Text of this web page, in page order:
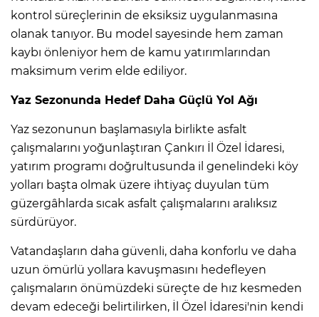
kontrol süreçlerinin de eksiksiz uygulanmasına
olanak tanıyor. Bu model sayesinde hem zaman
kaybı önleniyor hem de kamu yatırımlarından
maksimum verim elde ediliyor.
Yaz Sezonunda Hedef Daha Güçlü Yol Ağı
Yaz sezonunun başlamasıyla birlikte asfalt
çalışmalarını yoğunlaştıran Çankırı İl Özel İdaresi,
yatırım programı doğrultusunda il genelindeki köy
yolları başta olmak üzere ihtiyaç duyulan tüm
güzergâhlarda sıcak asfalt çalışmalarını aralıksız
sürdürüyor.
Vatandaşların daha güvenli, daha konforlu ve daha
uzun ömürlü yollara kavuşmasını hedefleyen
çalışmaların önümüzdeki süreçte de hız kesmeden
devam edeceği belirtilirken, İl Özel İdaresi'nin kendi